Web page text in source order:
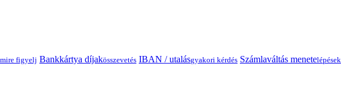
mire figyelj Bankkártya díjakösszevetés IBAN / utalásgyakori kérdés Számlaváltás menetelépések